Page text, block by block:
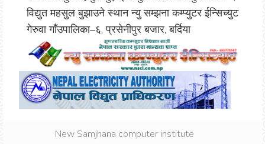
विद्युत महसुल बुझाउने स्थान न्यु सम्झना कम्प्युटर ईन्सिच्युट
गेरुवा गाँउपालिका–६, प्रसेनीपुर बजार, बर्दिया
New Samjhana computer institute